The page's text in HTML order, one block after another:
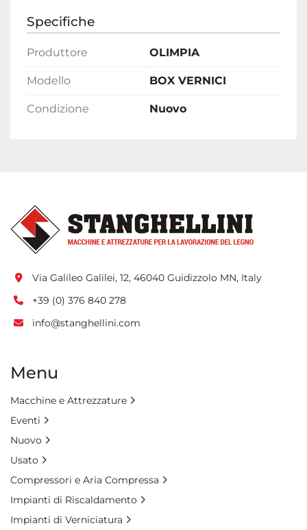
Specifiche
Produttore OLIMPIA
Modello BOX VERNICI
Condizione Nuovo
Via Galileo Galilei, 12, 46040 Guidizzolo MN, Italy
+39 (0) 376 840 278
info@stanghellini.com
Menu
Macchine e Attrezzature
Eventi
Nuovo
Usato
Compressori e Aria Compressa
Impianti di Riscaldamento
Impianti di Verniciatura